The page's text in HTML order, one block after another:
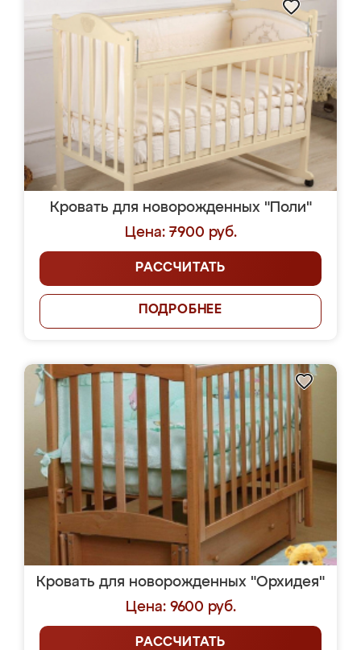
Кровать для новорожденных "Поли"
Цена: 7900 руб.
РАССЧИТАТЬ
ПОДРОБНЕЕ
Кровать для новорожденных "Орхидея"
Цена: 9600 руб.
РАССЧИТАТЬ